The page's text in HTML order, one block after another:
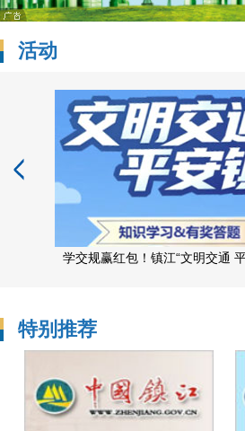
活动
学交规赢红包！镇江“文明交通
特别推荐